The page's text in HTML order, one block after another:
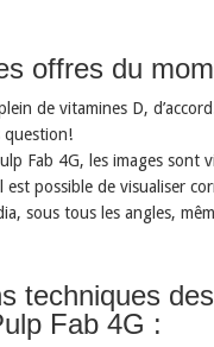
offres du
de vitamines D,
question!
Fab 4G, les images sont
est possible de visualiser
sous tous les angles,
techniques
Fab 4G :